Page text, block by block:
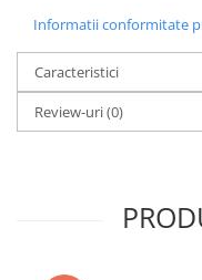
Informatii conformitate
Caracteristici
Review-uri(0)